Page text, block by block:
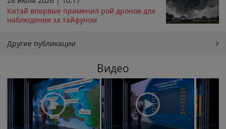
Китай впервые применил рой дронов для
наблюдения за тайфуном
Другие публикации
Видео